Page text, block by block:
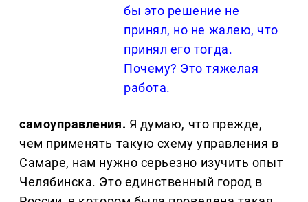
бы это решение не
принял, но не жалею, что
принял его тогда.
Почему? Это тяжелая
работа.
самоуправления. Я думаю, что прежде,
чем применять такую схему управления в
Самаре, нам нужно серьезно изучить опыт
Челябинска. Это единственный город в